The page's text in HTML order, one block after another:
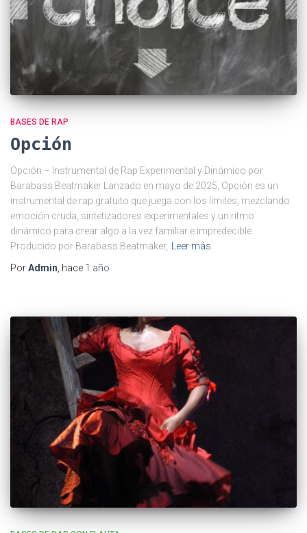
BASES DE RAP
Opción
Opción – Instrumental de Rap Experimental y Dinámico por
Barabass Beatmaker Lanzado en mayo de 2025, Opción es un
instrumental de rap gratuito que juega con los límites, mezclando
emoción cruda, sintetizadores experimentales y un ritmo
dinámico para crear algo a la vez familiar e impredecible.
Producido por Barabass Beatmaker, Leer más
PorAdmin, hace 1 año